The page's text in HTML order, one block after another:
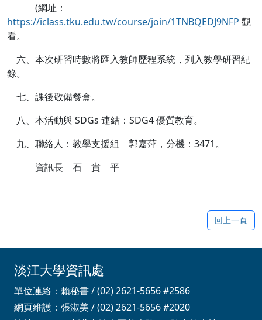
(網址：
https://iclass.tku.edu.tw/course/join/1TNBQEDJ9NFP 觀
看。
六、本次研習時數將匯入教師歷程系統，列入教學研習紀
錄。
七、課後敬備餐盒。
八、本活動與 SDGs 連結：SDG4 優質教育。
九、聯絡人：教學支援組 郭嘉萍，分機：3471。
資訊長 石 貴 平
回上一頁
淡江大學資訊處
單位連絡：賴秘書 / (02) 2621-5656 #2586
網頁維護：張淑美 / (02) 2621-5656 #2020